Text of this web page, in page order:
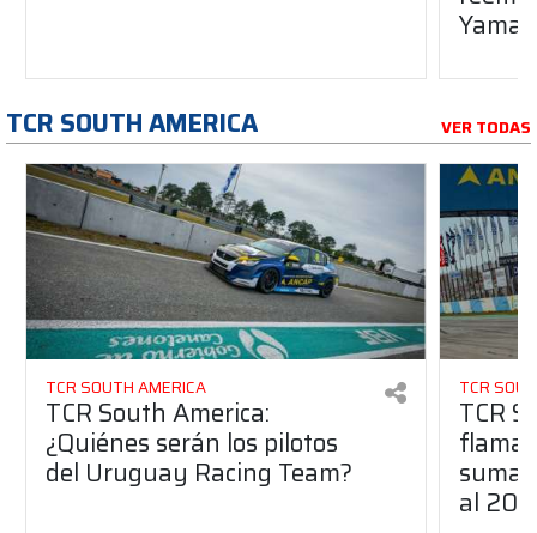
TCR SOUTH AMERICA VER TODAS
TCR SOUTH AMERICA
TCR South America:
¿Quiénes serán los pilotos
del Uruguay Racing Team?
TCR
TCR
suma
al